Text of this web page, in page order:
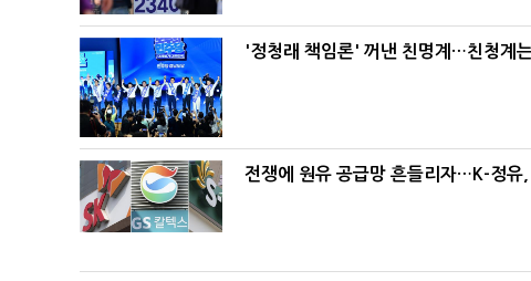
'정청래 책임론' 꺼낸 친명계…친청계
전쟁에 원유 공급망 흔들리자…K-정유